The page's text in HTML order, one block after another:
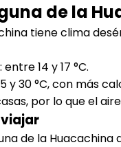
de la
tiene clima
14 y 17 °C.
y 30 °C, con más
por lo que el
de la